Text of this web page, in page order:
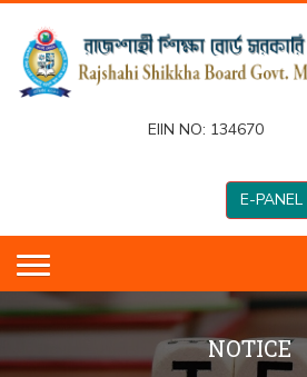
EIIN NO: 134670
E-PANEL
NOTICE